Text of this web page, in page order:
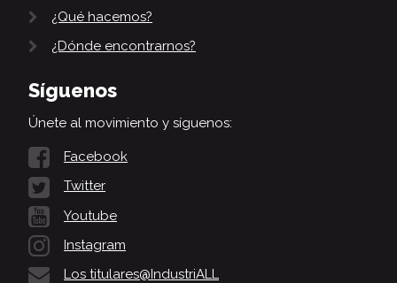
¿Qué hacemos?
¿Dónde encontrarnos?
Síguenos
Únete al movimiento y síguenos:
Facebook
Twitter
Youtube
Instagram
Los titulares@IndustriALL